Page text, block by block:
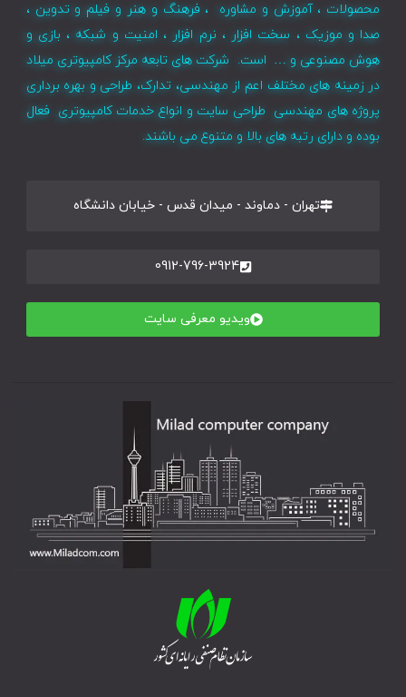
محصولات ، آموزش و مشاوره ، فرهنگ و هنر و فیلم و تدوین ،
صدا و موزیک ، سخت افزار ، نرم افزار ، امنیت و شبکه ، بازی و
هوش مصنوعی و … است. شرکت های تابعه مرکز کامپیوتری میلاد
در زمینه های مختلف اعم از مهندسی، تدارک، طراحی و بهره برداری
پروژه های مهندسی طراحی سایت و انواع خدمات کامپیوتری فعال
بوده و دارای رتبه های بالا و متنوع می باشند.
تهران - دماوند - میدان قدس - خیابان دانشگاه
0912-796-3924
ویدیو معرفی سایت